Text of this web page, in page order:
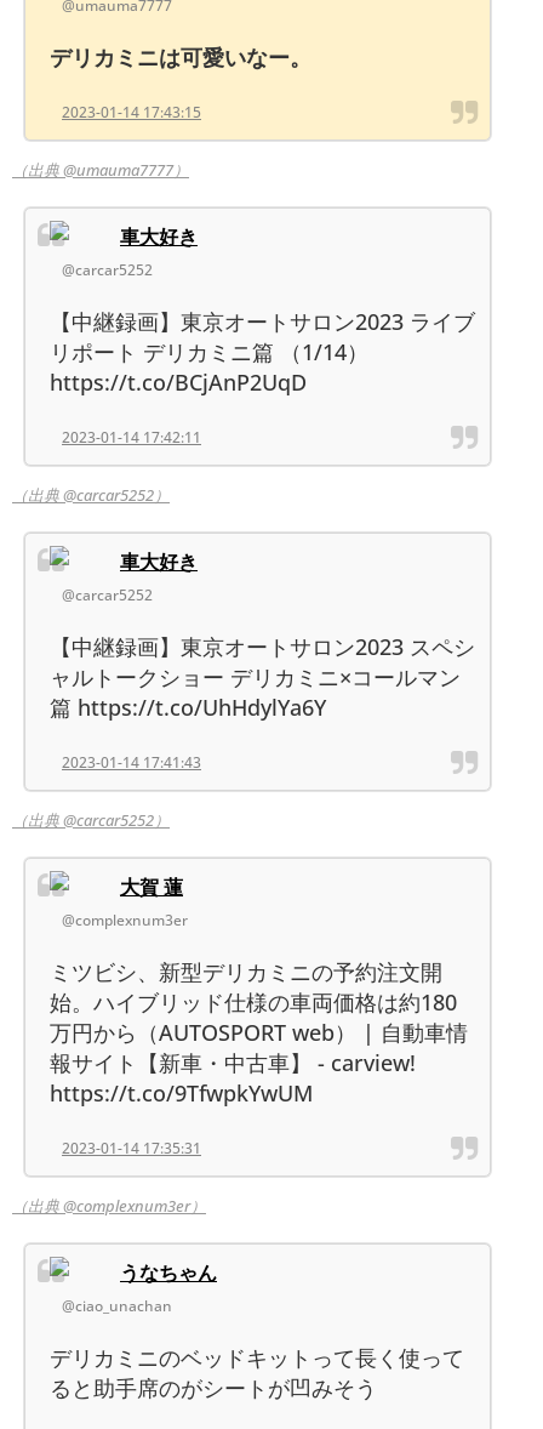
@umauma7777
デリカミニは可愛いなー。
2023-01-14 17:43:15
（出典 @umauma7777）
車大好き
@carcar5252
【中継録画】東京オートサロン2023 ライブ
リポート デリカミニ篇 （1/14）
https://t.co/BCjAnP2UqD
2023-01-14 17:42:11
（出典 @carcar5252）
車大好き
@carcar5252
【中継録画】東京オートサロン2023 スペシ
ャルトークショー デリカミニ×コールマン
篇 https://t.co/UhHdylYa6Y
2023-01-14 17:41:43
（出典 @carcar5252）
大賀 蓮
@complexnum3er
ミツビシ、新型デリカミニの予約注文開
始。ハイブリッド仕様の車両価格は約180
万円から（AUTOSPORT web） | 自動車情
報サイト【新車・中古車】 - carview!
https://t.co/9TfwpkYwUM
2023-01-14 17:35:31
（出典 @complexnum3er）
うなちゃん
@ciao_unachan
デリカミニのベッドキットって長く使って
ると助手席のがシートが凹みそう